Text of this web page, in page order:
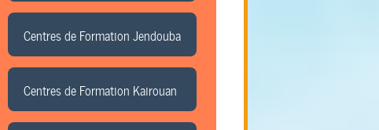
Centres de Formation Jendouba
Centres de Formation Kairouan